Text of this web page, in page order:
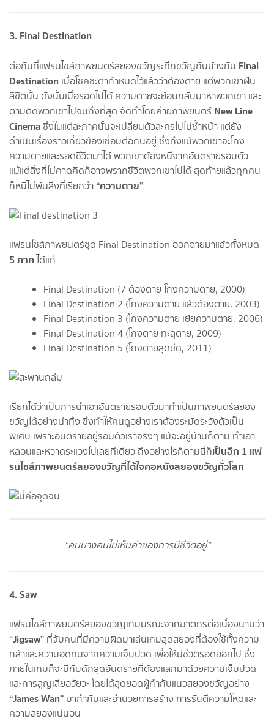
3. Final Destination
ต่อกันที่แฟรนไชส์ภาพยนตร์สยองขวัญระทึกขวัญกันบ้างกับ Final
Destination เมื่อโชคชะตากำหนดไว้แล้วว่าต้องตาย แต่พวกเขาฝืน
ลิขิตนั้น ดังนั้นเมื่อรอดไปได้ ความตายจะย้อนกลับมาหาพวกเขา และ
ตามติดพวกเขาไปจนถึงที่สุด จัดทำโดยค่ายภาพยนตร์ New Line
Cinema ซึ่งในแต่ละภาคนั้นจะเปลี่ยนตัวละครไปไม่ซ้ำหน้า แต่ยัง
ดำเนินเรื่องราวเกี่ยวข้องเชื่อมต่อกันอยู่ ซึ่งถึงแม้พวกเขาจะโกง
ความตายและรอดชีวิตมาได้ พวกเขาต้องหนีจากอันตรายรอบตัว
แม้แต่สิ่งที่ไม่คาดคิดก็อาจพรากชีวิตพวกเขาไปได้ สุดท้ายแล้วทุกคน
ก็หนีไม่พ้นสิ่งที่เรียกว่า “ความตาย”
แฟรนไชส์ภาพยนตร์ชุด Final Destination ออกฉายมาแล้วทั้งหมด
5 ภาค ได้แก่
Final Destination (7 ต้องตาย โกงความตาย, 2000)
Final Destination 2 (โกงความตาย แล้วต้องตาย, 2003)
Final Destination 3 (โกงความตาย เย้ยความตาย, 2006)
Final Destination 4 (โกงตาย ทะลุตาย, 2009)
Final Destination 5 (โกงตายสุดขีด, 2011)
เรียกได้ว่าเป็นการนำเอาอันตรายรอบตัวมาทำเป็นภาพยนตร์สยอง
ขวัญได้อย่างน่าทึ่ง ซึ่งทำให้คนดูอย่างเราต้องระมัดระวังตัวเป็น
พิเศษ เพราะอันตรายอยู่รอบตัวเราจริงๆ แม้จะอยู่บ้านก็ตาม ทำเอา
หลอนและหวาดระแวงไปเลยทีเดียว ถึงอย่างไรก็ตามนี่ก็เป็นอีก 1 แฟ
รนไชส์ภาพยนตร์สยองขวัญที่ได้ใจคอหนังสยองขวัญทั่วโลก
“คนบางคนไม่เห็นค่าของการมีชีวิตอยู่”
4. Saw
แฟรนไชส์ภาพยนตร์สยองขวัญเกมมรณะจากฆาตกรต่อเนื่องนามว่า
“Jigsaw” ที่จับคนที่มีความผิดมาเล่นเกมสุดสยองที่ต้องใช้ทั้งความ
กล้าและความอดทนจากความเจ็บปวด เพื่อให้มีชีวิตรอดออกไป ซึ่ง
ภายในเกมก็จะมีกับดักสุดอันตรายที่ต้องแลกมาด้วยความเจ็บปวด
และการสูญเสียอวัยวะ โดยได้สุดยอดผู้กำกับแนวสยองขวัญอย่าง
“James Wan” มากำกับและอำนวยการสร้าง การรันตีความโหดและ
ความสยองแน่นอน